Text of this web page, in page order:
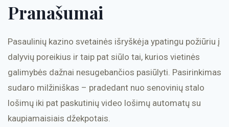
Pranašumai
Pasaulinių kazino svetainės išryškėja ypatingu požiūriu į
dalyvių poreikius ir taip pat siūlo tai, kurios vietinės
galimybės dažnai nesugebančios pasiūlyti. Pasirinkimas
sudaro milžiniškas – pradedant nuo senovinių stalo
lošimų iki pat paskutinių video lošimų automatų su
kaupiamaisiais džekpotais.